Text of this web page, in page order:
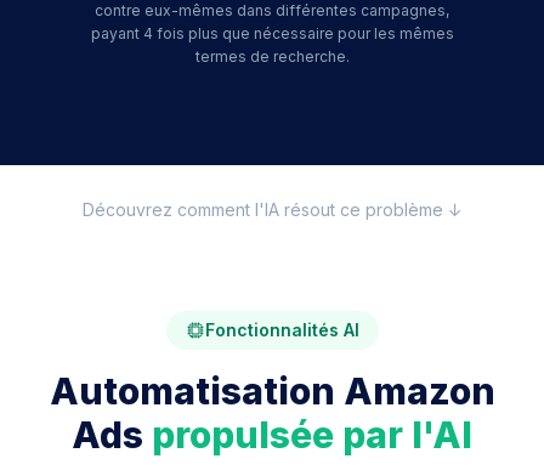
contre eux-mêmes dans différentes campagnes,
payant 4 fois plus que nécessaire pour les mêmes
termes de recherche.
Découvrez comment l'IA résout ce problème ↓
Fonctionnalités AI
Automatisation Amazon
Ads propulsée par l'AI